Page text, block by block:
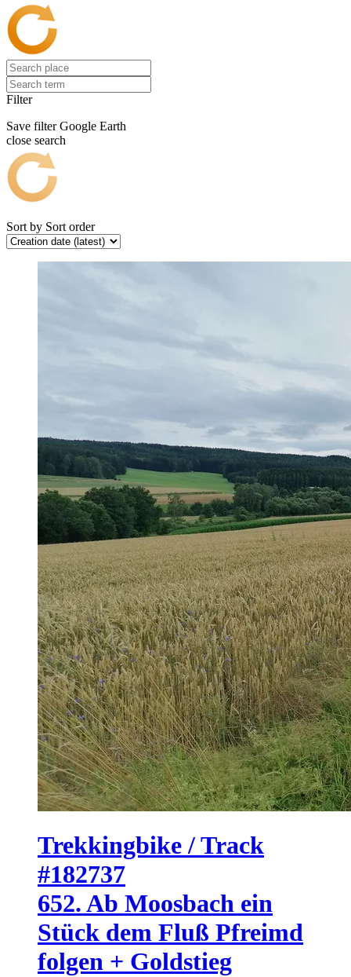
Filter
Save filter Google Earth
close search
Sort by Sort order
Trekkingbike / Track
#182737
652. Ab Moosbach ein
Stück dem Fluß Pfreimd
folgen + Goldstieg